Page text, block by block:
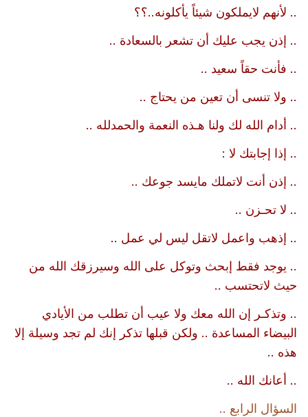
.. لأنهم لايملكون شيئاً يأكلونه..؟؟
.. إذن يجب عليك أن تشعر بالسعادة ..
.. فأنت حقاً سعيد ..
.. ولا تنسى أن تعين من يحتاج ..
.. أدام الله لك ولنا هـذه النعمة والحمدلله ..
.. إذا إجابتك لا :
.. إذن أنت لاتملك مايسد جوعك ..
.. لا تحـزن ..
.. إذهب واعمل لاتقل ليس لي عمل ..
.. يوجد فقط إبحث وتوكل على الله وسيرزقك الله من
حيث لاتحتسب ..
.. وتذكـر إن الله معك ولا عيب أن تطلب من الأيادي
البيضاء المساعدة .. ولكن قبلها تذكر إنك لم تجد وسيلة إلا
هذه ..
.. أعانك الله ..
السؤال الرابع ..